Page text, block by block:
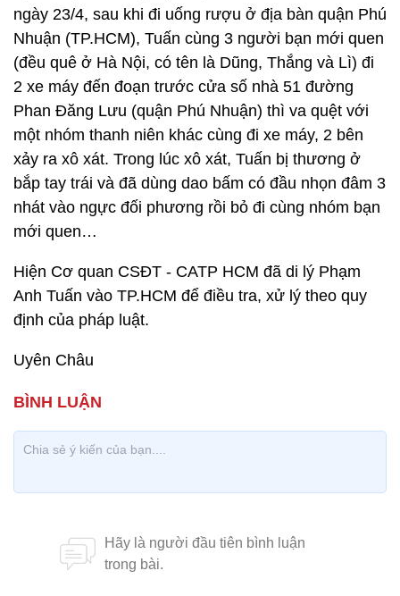
ngày 23/4, sau khi đi uống rượu ở địa bàn quận Phú
Nhuận (TP.HCM), Tuấn cùng 3 người bạn mới quen
(đều quê ở Hà Nội, có tên là Dũng, Thắng và Lì) đi
2 xe máy đến đoạn trước cửa số nhà 51 đường
Phan Đăng Lưu (quận Phú Nhuận) thì va quệt với
một nhóm thanh niên khác cùng đi xe máy, 2 bên
xảy ra xô xát. Trong lúc xô xát, Tuấn bị thương ở
bắp tay trái và đã dùng dao bấm có đầu nhọn đâm 3
nhát vào ngực đối phương rồi bỏ đi cùng nhóm bạn
mới quen…
Hiện Cơ quan CSĐT - CATP HCM đã di lý Phạm
Anh Tuấn vào TP.HCM để điều tra, xử lý theo quy
định của pháp luật.
Uyên Châu